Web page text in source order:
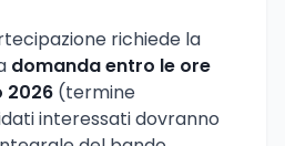
richiede la
domanda entro le ore
2026 (termine
interessati dovranno